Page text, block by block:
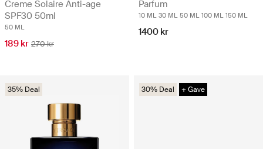
Creme Solaire Anti-age
SPF30 50ml
50 ML
189 kr 270 kr
Parfum
10 ML 30 ML 50 ML 100 ML 150 ML
1400 kr
35% Deal 30% Deal + Gave